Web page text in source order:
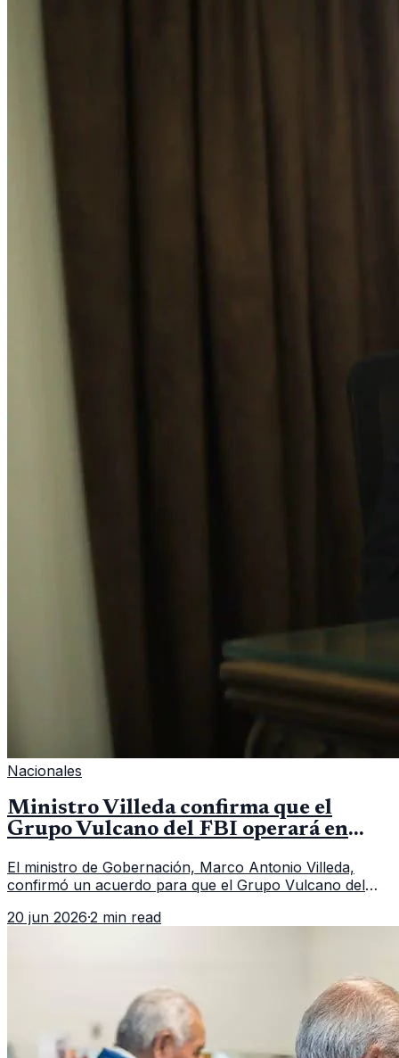
Nacionales
Ministro Villeda confirma que el
Grupo Vulcano del FBI operará en
El ministro de Gobernación, Marco Antonio Villeda,
confirmó un acuerdo para que el Grupo Vulcano del
fallido con la administración anterior del Ministerio
20 jun 2026·2 min read